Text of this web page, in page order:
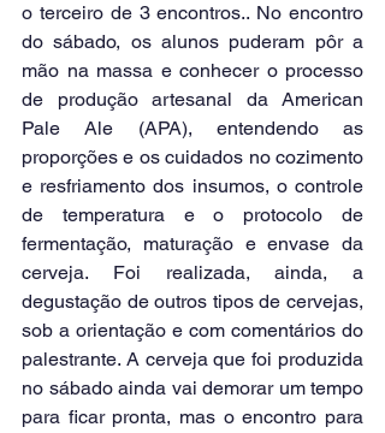
o terceiro de 3 encontros.. No encontro
do sábado, os alunos puderam pôr a
mão na massa e conhecer o processo
de produção artesanal da American
Pale Ale (APA), entendendo as
proporções e os cuidados no cozimento
e resfriamento dos insumos, o controle
de temperatura e o protocolo de
fermentação, maturação e envase da
cerveja. Foi realizada, ainda, a
degustação de outros tipos de cervejas,
sob a orientação e com comentários do
palestrante. A cerveja que foi produzida
no sábado ainda vai demorar um tempo
para ficar pronta, mas o encontro para